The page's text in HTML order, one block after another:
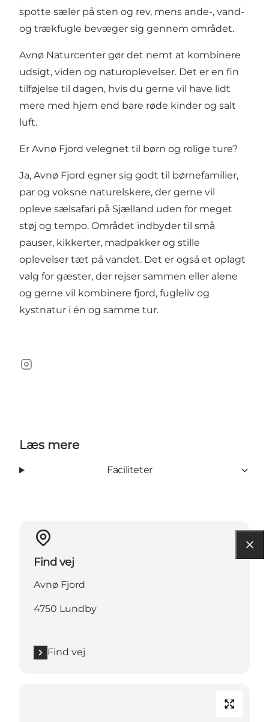
spotte sæler på sten og rev, mens ande-, vand-
og trækfugle bevæger sig gennem området.
Avnø Naturcenter gør det nemt at kombinere
udsigt, viden og naturoplevelser. Det er en fin
tilføjelse til dagen, hvis du gerne vil have lidt
mere med hjem end bare røde kinder og salt
luft.
Er Avnø Fjord velegnet til børn og rolige ture?
Ja, Avnø Fjord egner sig godt til børnefamilier,
par og voksne naturelskere, der gerne vil
opleve sælsafari på Sjælland uden for meget
støj og tempo. Området indbyder til små
pauser, kikkerter, madpakker og stille
oplevelser tæt på vandet. Det er også et oplagt
valg for gæster, der rejser sammen eller alene
og gerne vil kombinere fjord, fugleliv og
kystnatur i én og samme tur.
Instagram
Læs mere
Faciliteter
Find vej
Avnø Fjord
4750 Lundby
Find vej